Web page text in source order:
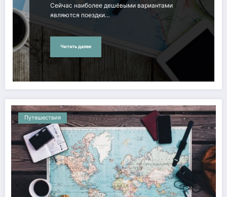
Сейчас наиболее дешёвыми вариантами
являются поездки…
Читать далее
Путешествия